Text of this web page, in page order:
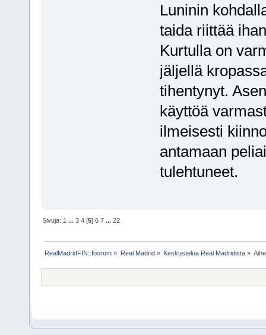
Luninin
taida riittää
Kurtulla on
jäljellä
tihentynyt.
käyttöä
ilmeisesti
antamaan
tulehtuneet.
Sivuja: 1 ...3 4 [5]6 7 ...22
RealMadridFIN::foorum » Real Madrid» Keskustelua Real Madridista»